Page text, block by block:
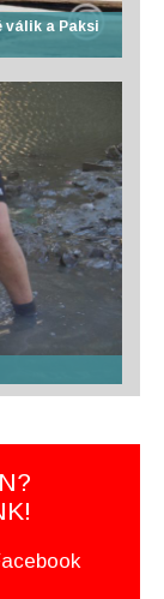
válik a Paksi